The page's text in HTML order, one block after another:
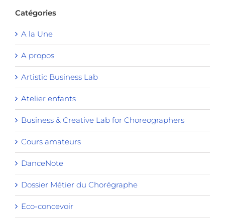
Catégories
A la Une
A propos
Artistic Business Lab
Atelier enfants
Business & Creative Lab for Choreographers
Cours amateurs
DanceNote
Dossier Métier du Chorégraphe
Eco-concevoir